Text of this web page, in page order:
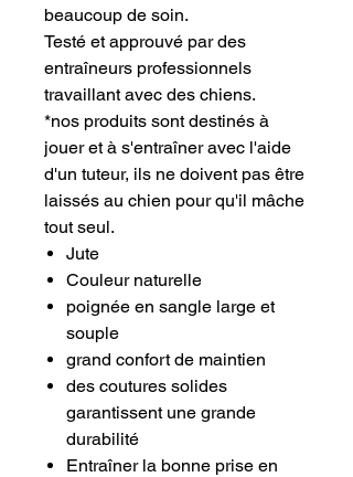
beaucoup de soin.
Testé et approuvé par des
entraîneurs professionnels
travaillant avec des chiens.
*nos produits sont destinés à
jouer et à s'entraîner avec l'aide
d'un tuteur, ils ne doivent pas être
laissés au chien pour qu'il mâche
tout seul.
Jute
Couleur naturelle
poignée en sangle large et
souple
grand confort de maintien
des coutures solides
garantissent une grande
durabilité
Entraîner la bonne prise en